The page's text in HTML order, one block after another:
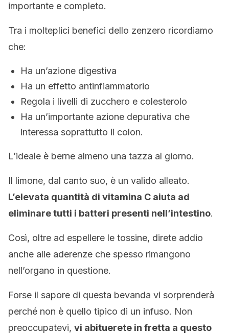
importante e completo.
Tra i molteplici benefici dello zenzero ricordiamo
che:
Ha un’azione digestiva
Ha un effetto antinfiammatorio
Regola i livelli di zucchero e colesterolo
Ha un’importante azione depurativa che
interessa soprattutto il colon.
L’ideale è berne almeno una tazza al giorno.
Il limone, dal canto suo, è un valido alleato.
L’elevata quantità di vitamina C aiuta ad
eliminare tutti i batteri presenti nell’intestino.
Così, oltre ad espellere le tossine, direte addio
anche alle aderenze che spesso rimangono
nell’organo in questione.
Forse il sapore di questa bevanda vi sorprenderà
perché non è quello tipico di un infuso. Non
preoccupatevi, vi abituerete in fretta a questo